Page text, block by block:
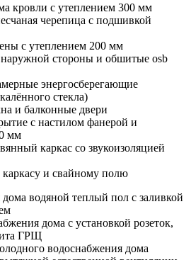
кровли с утеплением 300 мм
черепица с подшивкой
с утеплением 200 мм
стороны и обшитые osb
энергосберегающие
стекла)
и балконные двери
с настилом фанерой и
мм
каркас со звукоизоляцией
каркасу и свайному полю
дома водяной теплый пол с заливкой
дома с установкой розеток,
ГРЩ
водоснабжения дома